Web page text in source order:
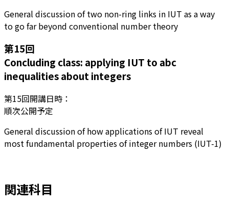
General discussion of two non-ring links in IUT as a way
to go far beyond conventional number theory
第15回
Concluding class: applying IUT to abc
inequalities about integers
第15回開講日時：
順次公開予定
General discussion of how applications of IUT reveal
most fundamental properties of integer numbers (IUT-1)
関連科目